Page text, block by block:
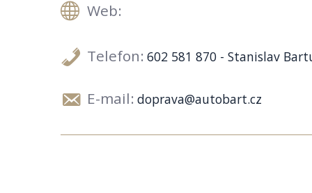
Web:
Telefon: 602 581 870 - Stanislav
E-mail: doprava@autobart.cz